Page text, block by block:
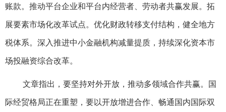
账款。推动平台企业和平台内经营者、劳动者共赢发展。拓
展要素市场化改革试点。优化财政转移支付结构，健全地方
税体系。深入推进中小金融机构减量提质，持续深化资本市
场投融资综合改革。
文章指出，要坚持对外开放，推动多领域合作共赢。国
际经贸格局正在重塑，要以开放增进合作、畅通国内国际双